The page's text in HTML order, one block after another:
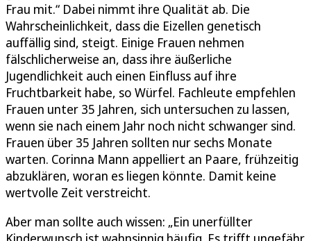
Frau mit.“ Dabei nimmt ihre Qualität ab. Die
Wahrscheinlichkeit, dass die Eizellen genetisch
auffällig sind, steigt. Einige Frauen nehmen
fälschlicherweise an, dass ihre äußerliche
Jugendlichkeit auch einen Einfluss auf ihre
Fruchtbarkeit habe, so Würfel. Fachleute empfehlen
Frauen unter 35 Jahren, sich untersuchen zu lassen,
wenn sie nach einem Jahr noch nicht schwanger sind.
Frauen über 35 Jahren sollten nur sechs Monate
warten. Corinna Mann appelliert an Paare, frühzeitig
abzuklären, woran es liegen könnte. Damit keine
wertvolle Zeit verstreicht.
Aber man sollte auch wissen: „Ein unerfüllter